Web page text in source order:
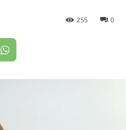
0
255